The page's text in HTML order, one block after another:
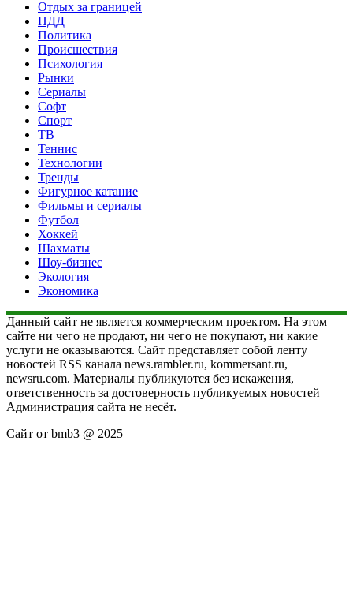
Отдых за границей
ПДД
Политика
Происшествия
Психология
Рынки
Сериалы
Софт
Спорт
ТВ
Теннис
Технологии
Тренды
Фигурное катание
Фильмы и сериалы
Футбол
Хоккей
Шахматы
Шоу-бизнес
Экология
Экономика
Данный сайт не является коммерческим проектом. На этом
сайте ни чего не продают, ни чего не покупают, ни какие
услуги не оказываются. Сайт представляет собой ленту
новостей RSS канала news.rambler.ru, kommersant.ru,
newsru.com. Материалы публикуются без искажения,
ответственность за достоверность публикуемых новостей
Администрация сайта не несёт.
Сайт от bmb3 @ 2025